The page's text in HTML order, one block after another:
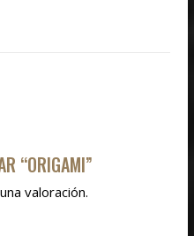
“ORIGAMI”
valoración.